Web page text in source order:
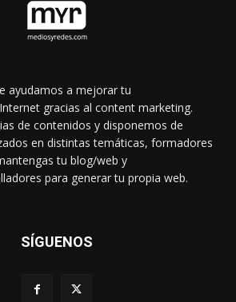
ayudamos a mejorar tu
gracias al content marketing.
de contenidos y disponemos de
en distintas temáticas, formadores
tu blog/web y
para generar tu propia web.
SÍGUENOS